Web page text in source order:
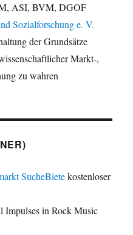
ASI, BVM, DGOF
Sozialforschung e. V.
der Grundsätze
Markt-,
zu wahren
SucheBietekostenloser
Impulses in Rock Music